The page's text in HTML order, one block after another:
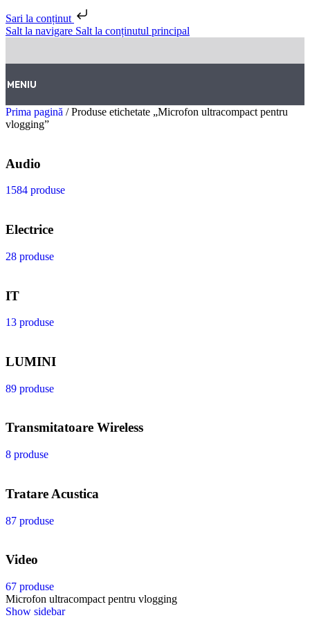
Sari la conținut
Salt la navigare Salt la conținutul principal
MENIU
Prima pagină / Produse etichetate „Microfon ultracompact pentru
vlogging”
Audio
1584 produse
Electrice
28 produse
IT
13 produse
LUMINI
89 produse
Transmitatoare Wireless
8 produse
Tratare Acustica
87 produse
Video
67 produse
Microfon ultracompact pentru vlogging
Show sidebar